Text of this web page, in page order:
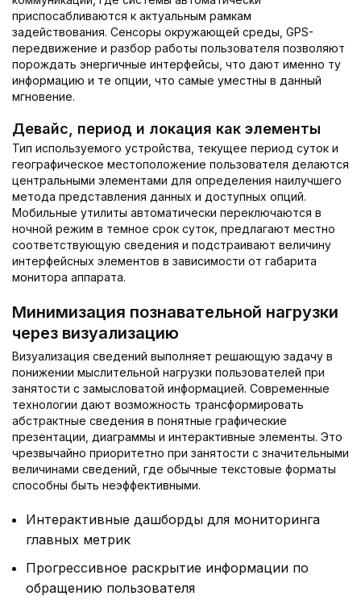
приспосабливаются к актуальным рамкам
задействования. Сенсоры окружающей среды, GPS-
передвижение и разбор работы пользователя позволяют
порождать энергичные интерфейсы, что дают именно ту
информацию и те опции, что самые уместны в данный
мгновение.
Девайс, период и локация как элементы
Тип используемого устройства, текущее период суток и
географическое местоположение пользователя делаются
центральными элементами для определения наилучшего
метода представления данных и доступных опций.
Мобильные утилиты автоматически переключаются в
ночной режим в темное срок суток, предлагают местно
соответствующую сведения и подстраивают величину
интерфейсных элементов в зависимости от габарита
монитора аппарата.
Минимизация познавательной нагрузки
через визуализацию
Визуализация сведений выполняет решающую задачу в
понижении мыслительной нагрузки пользователей при
занятости с замысловатой информацией. Современные
технологии дают возможность трансформировать
абстрактные сведения в понятные графические
презентации, диаграммы и интерактивные элементы. Это
чрезвычайно приоритетно при занятости с значительными
величинами сведений, где обычные текстовые форматы
способны быть неэффективными.
Интерактивные дашборды для мониторинга
главных метрик
Прогрессивное раскрытие информации по
обращению пользователя